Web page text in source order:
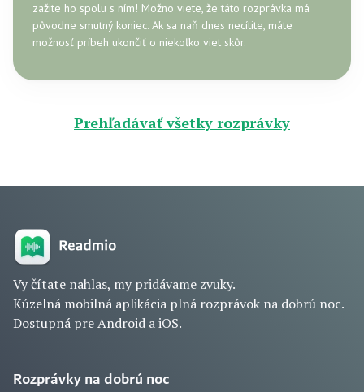
zažite ho spolu s ním! Možno viete, že táto rozprávka má
pôvodne smutný koniec. Ak sa naň dnes necítite, máte
možnosť príbeh ukončiť o niekoľko viet skôr.
Prehľadávať všetky rozprávky
Vy čítate nahlas, my pridávame zvuky.
Kúzelná mobilná aplikácia plná rozprávok na dobrú noc.
Dostupná pre Android a iOS.
Rozprávky na dobrú noc